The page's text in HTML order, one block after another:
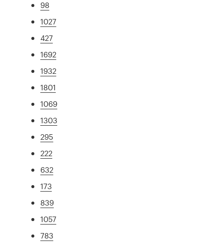
98
1027
427
1692
1932
1801
1069
1303
295
222
632
173
839
1057
783